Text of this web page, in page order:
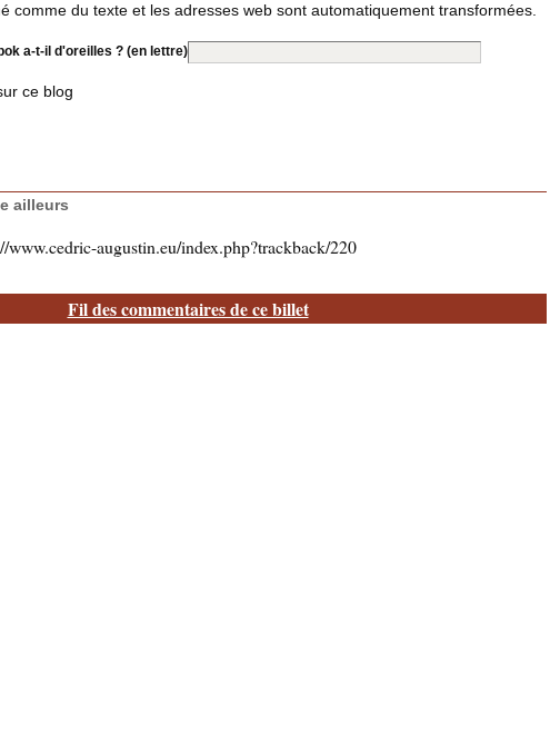
comme du texte et les adresses web sont automatiquement transformées.
a-t-il d'oreilles ? (en lettre)
ce blog
ailleurs
augustin.eu/index.php?trackback/220
Fil des commentaires de ce billet